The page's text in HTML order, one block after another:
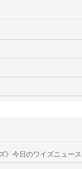
》今日のワイズニュー